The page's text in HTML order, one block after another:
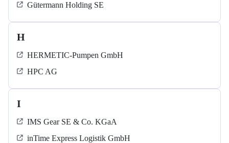
Gütermann Holding SE
H
HERMETIC-Pumpen GmbH
HPC AG
I
IMS Gear SE & Co. KGaA
inTime Express Logistik GmbH